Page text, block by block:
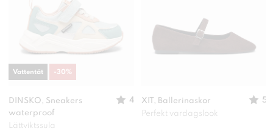
DINSKO, Sneakers
waterproof
4
Lättviktssula
Vattentät -30%
XIT, Ballerinaskor
5
Perfekt vardagslook